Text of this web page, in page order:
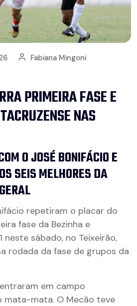
Fabiana Mingoni
PRIMEIRA FASE E
NAS
O JOSÉ BONIFÁCIO E
SEIS MELHORES DA
repetiram o placar do
fase da Bezinha e
neste sábado, no Teixeirão,
rodada da fase de grupos da
em campo
mata-mata. O Mecão teve